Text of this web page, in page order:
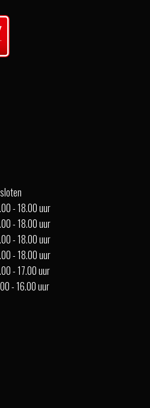
- 18.00 uur
- 18.00 uur
- 18.00 uur
- 18.00 uur
- 17.00 uur
- 16.00 uur